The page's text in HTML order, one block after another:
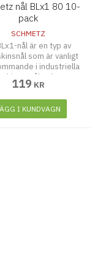
nål BLx1 80 10-
pack
SCHMETZ
nål är en typ av
som är vanligt
i industriella
Nålen har en
spets(Ball point) och
baksida(Flat shank)
skåra ovanför ögat på
vilket gör
119 KR
I KUNDVAGN